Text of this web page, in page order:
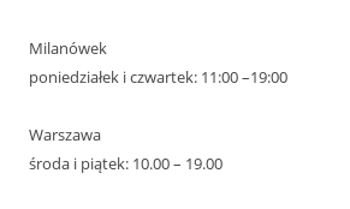
Milanówek
poniedziałek i czwartek: 11:00 –19:00
Warszawa
środa i piątek: 10.00 – 19.00